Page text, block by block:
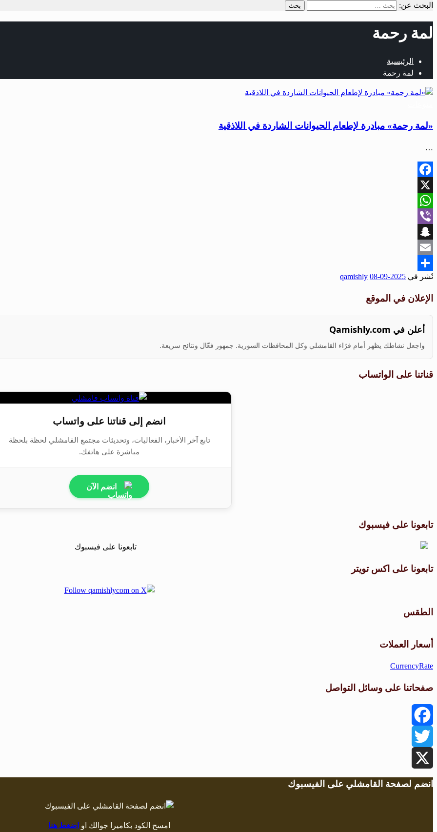
البحث عن:
لمة رحمة
الرئيسية
لمة رحمة
«لمة رحمة» مبادرة لإطعام الحيوانات الشاردة في اللاذقية
…
Facebook
X
WhatsApp
Viber
Snapchat
Email
Share
نُشر في 2025-09-08
qamishly
الإعلان في الموقع
أعلن في Qamishly.com
واجعل نشاطك يظهر أمام قرّاء القامشلي وكل المحافظات السورية. جمهور فعّال ونتائج سريعة.
قناتنا على الواتساب
انضم إلى قناتنا على واتساب
تابع آخر الأخبار، الفعاليات، وتحديثات مجتمع القامشلي لحظة بلحظة
مباشرة على هاتفك.
انضم الآن
تابعونا على فيسبوك
تابعونا على اكس تويتر
الطقس
أسعار العملات
CurrencyRate
صفحاتنا على وسائل التواصل
Facebook
Twitter
X
انضم لصفحة القامشلي على الفيسبوك
امسح الكود بكاميرا جوالك او اضغط هنا